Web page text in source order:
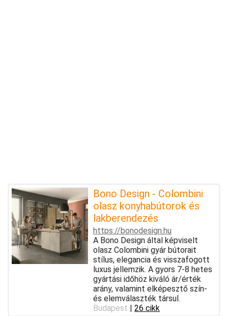
Bono Design - Colombini
olasz konyhabútorok és
lakberendezés
https://bonodesign.hu
A Bono Design által képviselt
olasz Colombini gyár bútorait
stílus, elegancia és visszafogott
luxus jellemzik. A gyors 7-8 hetes
gyártási időhöz kiváló ár/érték
arány, valamint elképesztő szín-
és elemválaszték társul.
Budapest | 26 cikk